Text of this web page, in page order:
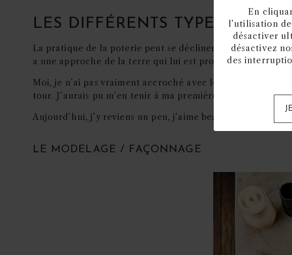
LES DIFFÉRENTS TYPES DE
La pratique de la poterie peut se décliner sous diverses
a une approche de la terre qui lui est propre et chacun
Moi, je n’ai pas vraiment accroché avec les cours de
tour. J’aurais pu m’en tenir à ma première expérience,
Aujourd’hui, j’y reviens un peu, j’aime beaucoup créer des
LE MODELAGE / FAÇONNAGE
En
l’utilisation
désactiver
désactivez
des